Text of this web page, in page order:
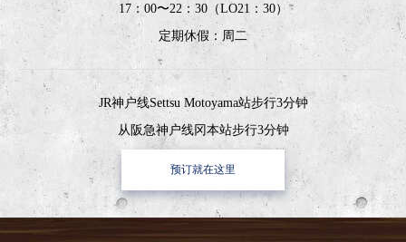
17：00〜22：30（LO21：30）
定期休假：周二
JR神户线Settsu Motoyama站步行3分钟
从阪急神户线冈本站步行3分钟
预订就在这里